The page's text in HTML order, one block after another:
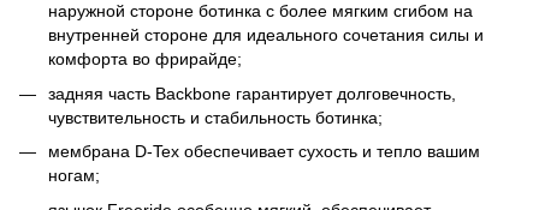
наружной стороне ботинка с более мягким сгибом на
внутренней стороне для идеального сочетания силы и
комфорта во фрирайде;
задняя часть Backbone гарантирует долговечность,
чувствительность и стабильность ботинка;
мембрана D-Tex обеспечивает сухость и тепло вашим
ногам;